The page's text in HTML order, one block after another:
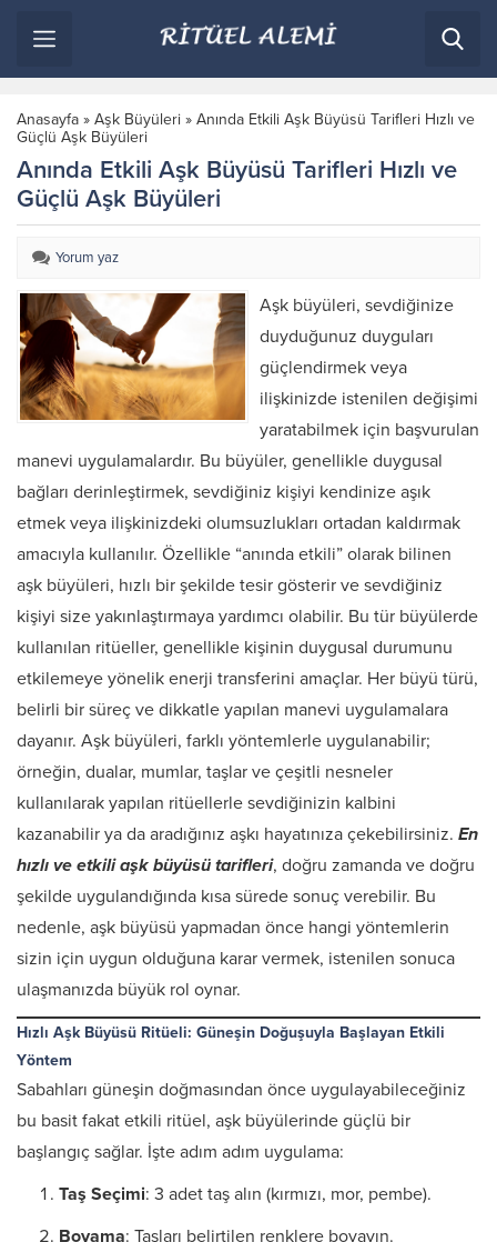
Anasayfa » Aşk Büyüleri » Anında Etkili Aşk Büyüsü Tarifleri Hızlı ve
Güçlü Aşk Büyüleri
Anında Etkili Aşk Büyüsü Tarifleri Hızlı ve
Güçlü Aşk Büyüleri
Yorum yaz
Aşk büyüleri, sevdiğinize
duyduğunuz duyguları
güçlendirmek veya
ilişkinizde istenilen değişimi
yaratabilmek için başvurulan
manevi uygulamalardır. Bu büyüler, genellikle duygusal
bağları derinleştirmek, sevdiğiniz kişiyi kendinize aşık
etmek veya ilişkinizdeki olumsuzlukları ortadan kaldırmak
amacıyla kullanılır. Özellikle “anında etkili” olarak bilinen
aşk büyüleri, hızlı bir şekilde tesir gösterir ve sevdiğiniz
kişiyi size yakınlaştırmaya yardımcı olabilir. Bu tür büyülerde
kullanılan ritüeller, genellikle kişinin duygusal durumunu
etkilemeye yönelik enerji transferini amaçlar. Her büyü türü,
belirli bir süreç ve dikkatle yapılan manevi uygulamalara
dayanır. Aşk büyüleri, farklı yöntemlerle uygulanabilir;
örneğin, dualar, mumlar, taşlar ve çeşitli nesneler
kullanılarak yapılan ritüellerle sevdiğinizin kalbini
kazanabilir ya da aradığınız aşkı hayatınıza çekebilirsiniz. En
hızlı ve etkili aşk büyüsü tarifleri, doğru zamanda ve doğru
şekilde uygulandığında kısa sürede sonuç verebilir. Bu
nedenle, aşk büyüsü yapmadan önce hangi yöntemlerin
sizin için uygun olduğuna karar vermek, istenilen sonuca
ulaşmanızda büyük rol oynar.
Hızlı Aşk Büyüsü Ritüeli: Güneşin Doğuşuyla Başlayan Etkili
Yöntem
Sabahları güneşin doğmasından önce uygulayabileceğiniz
bu basit fakat etkili ritüel, aşk büyülerinde güçlü bir
başlangıç sağlar. İşte adım adım uygulama:
Taş Seçimi: 3 adet taş alın (kırmızı, mor, pembe).
Boyama: Taşları belirtilen renklere boyayın.